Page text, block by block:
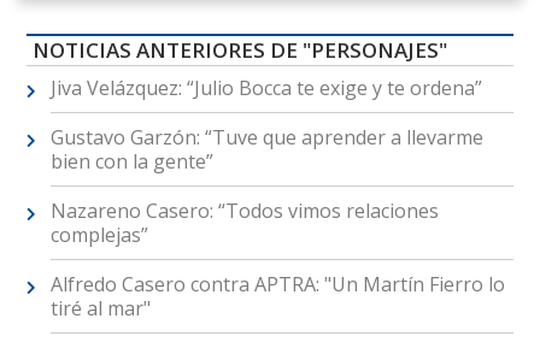
NOTICIAS ANTERIORES DE "PERSONAJES"
Jiva Velázquez: “Julio Bocca te exige y te ordena”
Gustavo Garzón: “Tuve que aprender a llevarme
bien con la gente”
Nazareno Casero: “Todos vimos relaciones
complejas”
Alfredo Casero contra APTRA: "Un Martín Fierro lo
tiré al mar"